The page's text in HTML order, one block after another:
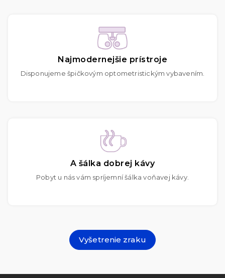
Najmodernejšie prístroje
Disponujeme špičkovým optometristickým vybavením.
A šálka dobrej kávy
Pobyt u nás vám spríjemní šálka voňavej kávy.
Vyšetrenie zraku